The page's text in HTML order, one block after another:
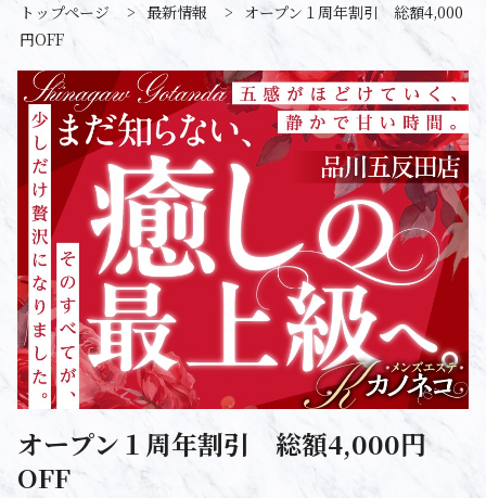
トップページ > 最新情報 > オープン１周年割引 総額4,000
円OFF
オープン１周年割引 総額4,000円
OFF